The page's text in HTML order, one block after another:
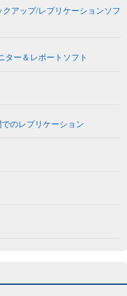
クアップ/レプリケーションソフ
ター＆レポートソフト
のレプリケーション